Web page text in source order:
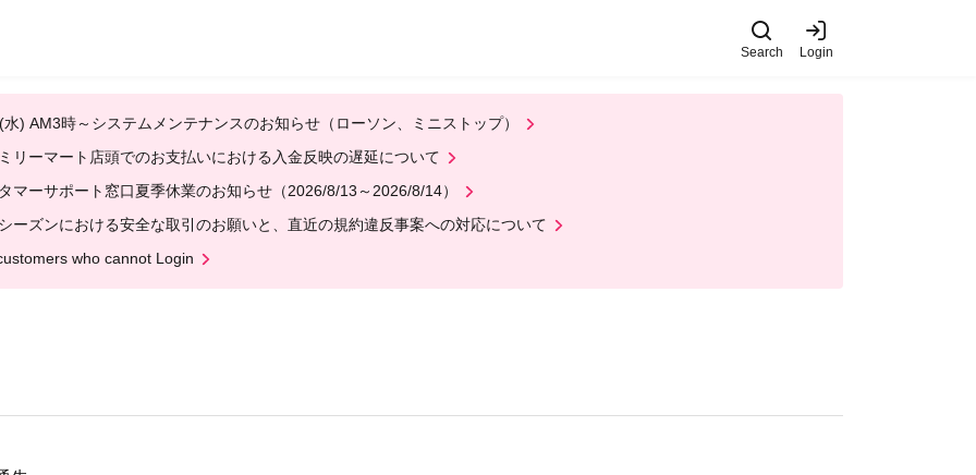
Search Login
) AM3時～システムメンテナンスのお知らせ（ローソン、ミニストップ）
リーマート店頭でのお支払いにおける入金反映の遅延について
マーサポート窓口夏季休業のお知らせ（2026/8/13～2026/8/14）
ーズンにおける安全な取引のお願いと、直近の規約違反事案への対応について
who cannot Login